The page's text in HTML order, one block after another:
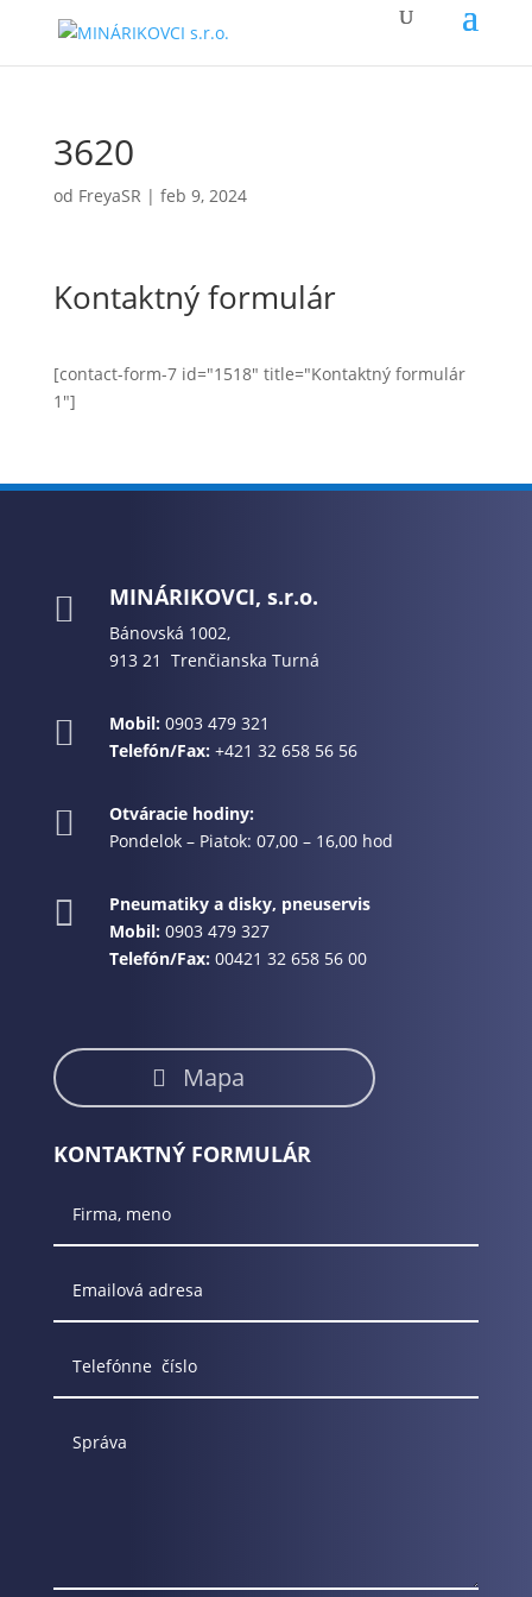
3620
od FreyaSR | feb 9, 2024
Kontaktný formulár
[contact-form-7 id="1518" title="Kontaktný formulár
1"]
 MINÁRIKOVCI, s.r.o.
Bánovská 1002,
913 21 Trenčianska Turná
 Mobil: 0903 479 321
Telefón/Fax:+421 32 658 56 56

Otváracie hodiny:
Pondelok – Piatok: 07,00 – 16,00 hod

Pneumatiky a disky, pneuservis
Mobil: 0903 479 327
Telefón/Fax:00421 32 658 56 00
Mapa
KONTAKTNÝ FORMULÁR